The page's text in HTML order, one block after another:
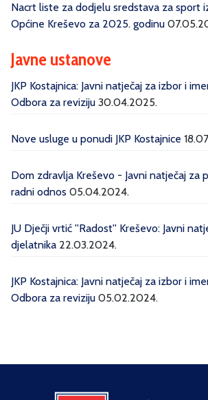
Nacrt liste za dodjelu sredstava za sport
Općine Kreševo za 2025. godinu
Javne ustanove
JKP Kostajnica: Javni natječaj za izbor i
Odbora za reviziju 30.04.2025.
Nove usluge u ponudi JKP Kostajnice
Dom zdravlja Kreševo - Javni natječaj za
radni odnos 05.04.2024.
JU Dječji vrtić ''Radost'' Kreševo: Javni
djelatnika 22.03.2024.
JKP Kostajnica: Javni natječaj za izbor i
Odbora za reviziju 05.02.2024.